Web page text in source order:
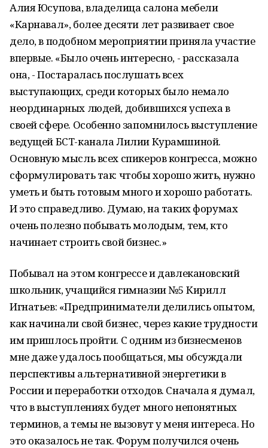
Алия Юсупова, владелица салона мебели
«Карнавал», более десяти лет развивает свое
дело, в подобном мероприятии приняла участие
впервые. «Было очень интересно, - рассказала
она, - Постаралась послушать всех
выступающих, среди которых было немало
неординарных людей, добившихся успеха в
своей сфере. Особенно запомнилось выступление
ведущей БСТ-канала Лилии Курамшиной.
Основную мысль всех спикеров конгресса, можно
сформулировать так: чтобы хорошо жить, нужно
уметь и быть готовым много и хорошо работать.
И это справедливо. Думаю, на таких форумах
очень полезно побывать молодым, тем, кто
начинает строить свой бизнес.»
Побывал на этом конгрессе и давлекановский
школьник, учащийся гимназии №5 Кирилл
Игнатьев: «Предприниматели делились опытом,
как начинали свой бизнес, через какие трудности
им пришлось пройти. С одним из бизнесменов
мне даже удалось пообщаться, мы обсуждали
перспективы альтернативной энергетики в
России и переработки отходов. Сначала я думал,
что в выступлениях будет много непонятных
терминов, а темы не вызовут у меня интереса. Но
это оказалось не так. Форум получился очень